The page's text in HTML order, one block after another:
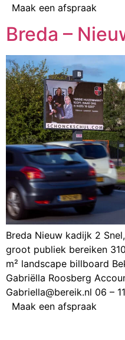
Maak een afspraak
Breda –
Breda Nieuw kadijk 2
groot publiek bereiken
m² landscape billboard
Gabriëlla Roosberg
Gabriella@bereik.nl 06 –
Maak een afspraak